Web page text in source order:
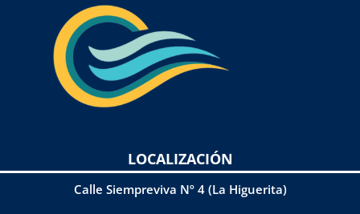
LOCALIZACIÓN
Calle Siempreviva Nº 4 (La Higuerita)